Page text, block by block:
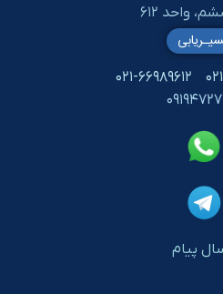
واحد ۶۱۲
۰۲۱-۶۶۹۸۹۶۱۲
پیام